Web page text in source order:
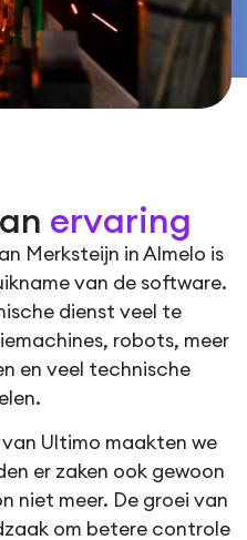
ervaring
Merksteijn in Almelo is
van de software.
dienst veel te
robots, meer
en veel technische
Ultimo maakten we
er zaken ook gewoon
niet meer. De groei van
om betere controle